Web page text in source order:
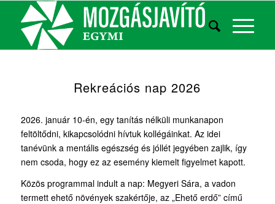
Rekreációs nap 2026
2026. január 10-én, egy tanítás nélküli munkanapon
feltöltődni, kikapcsolódni hívtuk kollégáinkat. Az idei
tanévünk a mentális egészség és jóllét jegyében zajlik, így
nem csoda, hogy ez az esemény kiemelt figyelmet kapott.
Közös programmal indult a nap: Megyeri Sára, a vadon
termett ehető növények szakértője, az „Ehető erdő” című